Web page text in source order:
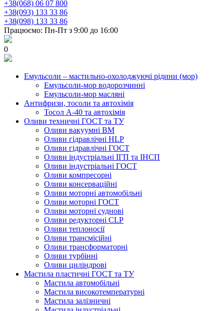
+38(068) 06 07 800
+38(093) 133 33 86
+38(098) 133 33 86
Працюємо: Пн-Пт з 9:00 до 16:00
0
Емульсоли – мастильно-охолоджуючі рідини (мор)
Емульсоли-мор водорозчинні
Емульсоли-мор масляні
Антифризи, тосоли та автохімія
Тосол А-40 та автохімія
Оливи техничні ГОСТ та ТУ
Оливи вакуумні ВМ
Оливи гідравлічні HLP
Оливи гідравлічні ГОСТ
Оливи індустріальні ІГП та ІНСП
Оливи індустріальні ГОСТ
Оливи компресорні
Оливи консерваційні
Оливи моторні автомобільні
Оливи моторні ГОСТ
Оливи моторні суднові
Оливи редукторні CLP
Оливи теплоносії
Оливи трансмісійні
Оливи трансформаторні
Оливи турбінні
Оливи циліндрові
Мастила пластичні ГОСТ та ТУ
Мастила автомобільні
Мастила високотемпературні
Мастила залізничні